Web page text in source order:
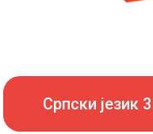
Српски језик 3